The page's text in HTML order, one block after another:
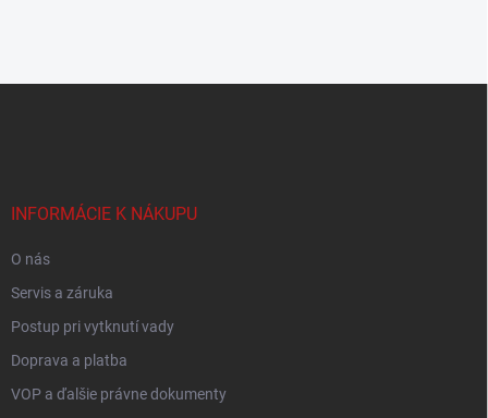
INFORMÁCIE K NÁKUPU
O nás
Servis a záruka
Postup pri vytknutí vady
Doprava a platba
VOP a ďalšie právne dokumenty